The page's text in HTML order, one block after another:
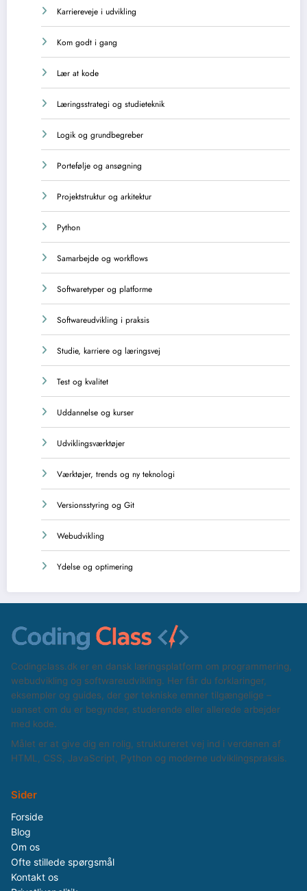
Karriereveje i udvikling
Kom godt i gang
Lær at kode
Læringsstrategi og studieteknik
Logik og grundbegreber
Portefølje og ansøgning
Projektstruktur og arkitektur
Python
Samarbejde og workflows
Softwaretyper og platforme
Softwareudvikling i praksis
Studie, karriere og læringsvej
Test og kvalitet
Uddannelse og kurser
Udviklingsværktøjer
Værktøjer, trends og ny teknologi
Versionsstyring og Git
Webudvikling
Ydelse og optimering
Codingclass.dk er en dansk læringsplatform om programmering,
webudvikling og softwareudvikling. Her får du forklaringer,
eksempler og guides, der gør tekniske emner tilgængelige –
uanset om du er begynder, studerende eller allerede arbejder
med kode.
Målet er at give dig en rolig, struktureret vej ind i verdenen af
HTML, CSS, JavaScript, Python og moderne udviklingspraksis.
Sider
Forside
Blog
Om os
Ofte stillede spørgsmål
Kontakt os